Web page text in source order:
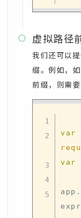
 虚拟路径
我们还可以
缀。例如，
前缀，则需
var
var
app .